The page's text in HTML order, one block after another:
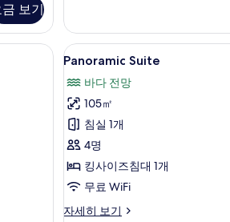
보기
모
두
보
기
다
전
망
자
세
히
보
기
| 고급 침구, 오리/거위털 이불, 무료 미니바
Panoramic
Suite
사
진
모
두
보
기
5
Panoramic Suite
바다 전망
105㎡
침실 1개
4명
킹사이즈침대 1개
무료 WiFi
자세히 보기
Panoramic